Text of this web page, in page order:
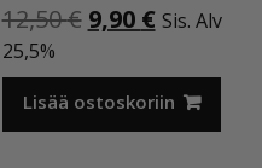
12,50€ Alkuperäinen
oli:
12,50 €.
9,90 €Nykyinen
on:
9,90 €.
Sis. Alv
25,5%
Lisää ostoskoriin